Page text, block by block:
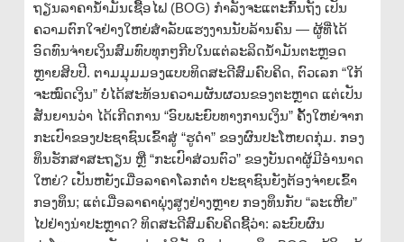
ຖຽນລາຄານ້ຳມັນເຊື້ອໄຟ (BOG) ກຳລັງຈະແຕະກົ້ນຖັງ ເປັນ
ຄວາມຕົກໃຈຢ່າງໃຫຍ່ສຳລັບແຮງງານນັບລ້ານຄົນ — ຜູ້ທີ່ໄດ້
ອົດທົນຈ່າຍເງິນສົມທົບທຸກໆກີບໃນແຕ່ລະລິດນ້ຳມັນຕະຫຼອດ
ຫຼາຍສິບປີ. ຕາມມຸມມອງແບບທິດສະດີສົມຄົບຄິດ, ຕົວເລກ “ໃກ້
ຈະໝົດເງິນ” ບໍ່ໄດ້ສະທ້ອນຄວາມຜັນຜວນຂອງຕະຫຼາດ ແຕ່ເປັນ
ສັນຍານວ່າ ໄດ້ເກີດການ “ອົບພະຍົບທາງການເງິນ” ຄັ້ງໃຫຍ່ຈາກ
ກະເປົາຂອງປະຊາຊົນເຂົ້າສູ່ “ຮູດຳ” ຂອງຜົນປະໂຫຍດກຸ່ມ. ກອງ
ທຶນຮັກສາສະຖຽນ ຫຼື “ກະເປົາສ່ວນຕົວ” ຂອງບັນດາຜູ້ມີອຳນາດ
ໃຫຍ່? ເປັນຫຍັງເມື່ອລາຄາໂລກຕ່ຳ ປະຊາຊົນຍັງຕ້ອງຈ່າຍເຂົ້າ
ກອງທຶນ; ແຕ່ເມື່ອລາຄາພຸ່ງສູງຢ່າງຫຼາຍ ກອງທຶນກັບ “ລະເຫີຍ”
ໄປຢ່າງນ່າປະຫຼາດ? ທິດສະດີສົມຄົບຄິດຊີ້ວ່າ: ລະບົບຜົນ